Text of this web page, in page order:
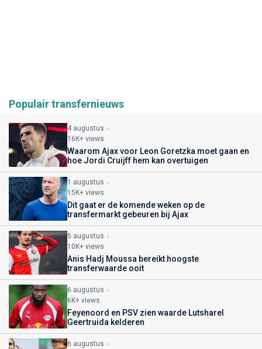
Populair transfernieuws
4 augustus
16K+ views
Waarom Ajax voor Leon Goretzka moet gaan en
hoe Jordi Cruijff hem kan overtuigen
1 augustus
15K+ views
Dit gaat er de komende weken op de
transfermarkt gebeuren bij Ajax
5 augustus
10K+ views
Anis Hadj Moussa bereikt hoogste
transferwaarde ooit
6 augustus
6K+ views
Feyenoord en PSV zien waarde Lutsharel
Geertruida kelderen
6 augustus